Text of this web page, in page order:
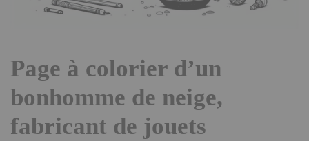
Page à colorier d’un
bonhomme de neige,
fabricant de jouets